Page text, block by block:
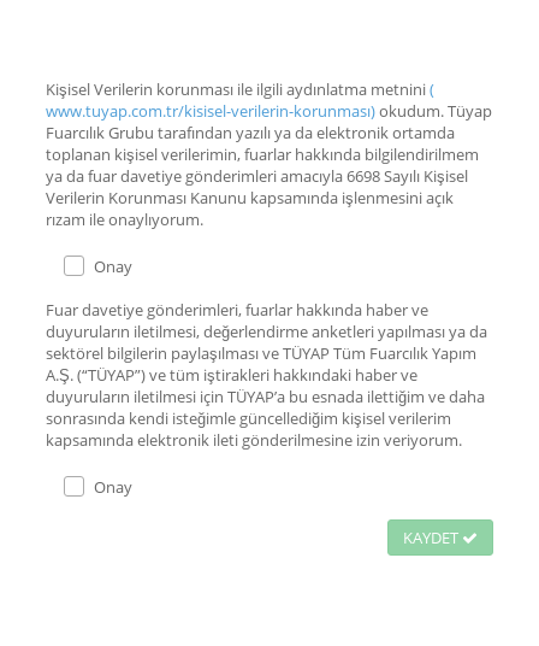
Kişisel Verilerin korunması ile ilgili aydınlatma metnini(
www.tuyap.com.tr/kisisel-verilerin-korunması)okudum. Tüyap
Fuarcılık Grubu tarafından yazılı ya da elektronik ortamda
toplanan kişisel verilerimin, fuarlar hakkında bilgilendirilmem
ya da fuar davetiye gönderimleri amacıyla 6698 Sayılı Kişisel
Verilerin Korunması Kanunu kapsamında işlenmesini açık
rızam ile onaylıyorum.
Onay
Fuar davetiye gönderimleri, fuarlar hakkında haber ve
duyuruların iletilmesi, değerlendirme anketleri yapılması ya da
sektörel bilgilerin paylaşılması ve TÜYAP Tüm Fuarcılık Yapım
A.Ş. (“TÜYAP”) ve tüm iştirakleri hakkındaki haber ve
duyuruların iletilmesi için TÜYAP’a bu esnada ilettiğim ve daha
sonrasında kendi isteğimle güncellediğim kişisel verilerim
kapsamında elektronik ileti gönderilmesine izin veriyorum.
Onay
KAYDET